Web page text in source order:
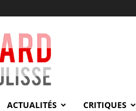
Regard
en
Coulisse
ACTUALITÉS CRITIQUES